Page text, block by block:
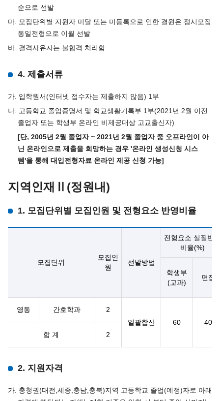
순으로 선발
마. 모집단위별 지원자 미달 또는 미등록으로 인한 결원은 정시모집
동일전형으로 이월 선발
바. 결격사유자는 불합격 처리함
4. 제출서류
가. 입학원서(인터넷 접수자는 제출하지 않음) 1부
나. 고등학교 졸업증명서 및 학교생활기록부 1부(2021년 2월 이전
졸업자 또는 학생부 온라인 비제공대상 고교출신자)
[단, 2005년 2월 졸업자 ~ 2021년 2월 졸업자 중 오프라인이 아
닌 온라인으로 제출을 희망하는 경우 '온라인 생성신청 시스
템'을 통해 대입전형자료 온라인 제공 신청 가능]
지역인재Ⅱ(정원내)
1. 모집단위별 모집인원 및 전형요소 반영비율
모집단위
모집인
원
선발방법
전형요소 실질반
비율(%)
학생부
(교과)
면접
영동 간호학과
2
일괄합산
60
40
합 계
2
2. 지원자격
가. 충청권(대전,세종,충남,충북)지역 고등학교 졸업(예정)자로 아래